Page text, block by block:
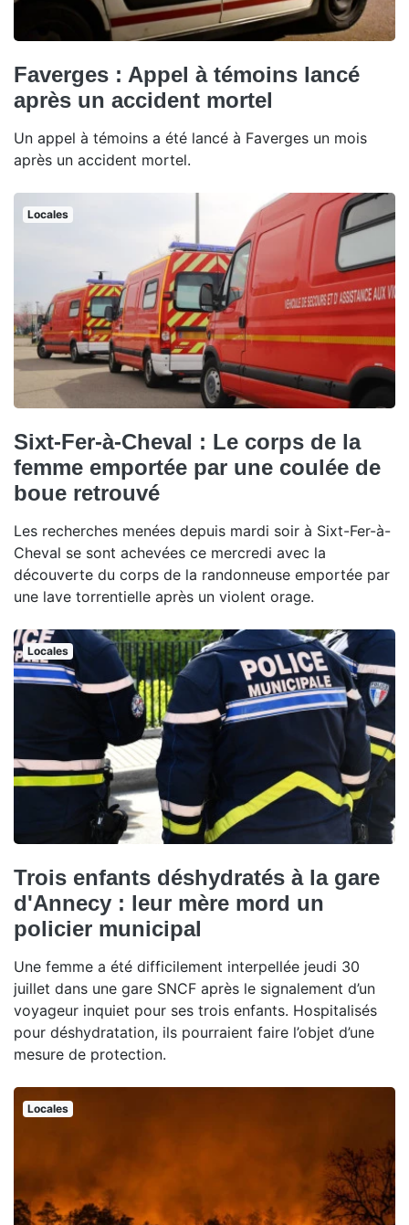
Faverges : Appel à témoins lancé
après un accident mortel
Un appel à témoins a été lancé à Faverges un mois
après un accident mortel.
Locales
Sixt-Fer-à-Cheval : Le corps de la
femme emportée par une coulée de
boue retrouvé
Les recherches menées depuis mardi soir à Sixt-Fer-à-
Cheval se sont achevées ce mercredi avec la
découverte du corps de la randonneuse emportée par
une lave torrentielle après un violent orage.
Locales
Trois enfants déshydratés à la gare
d'Annecy : leur mère mord un
policier municipal
Une femme a été difficilement interpellée jeudi 30
juillet dans une gare SNCF après le signalement d’un
voyageur inquiet pour ses trois enfants. Hospitalisés
pour déshydratation, ils pourraient faire l’objet d’une
mesure de protection.
Locales